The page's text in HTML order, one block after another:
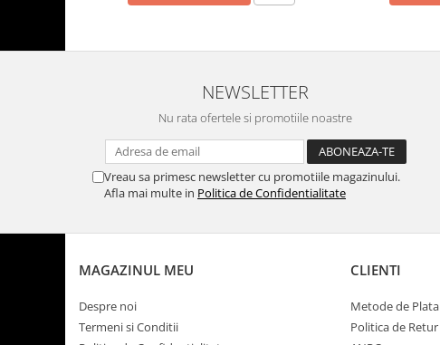
NEWSLETTER
Nu rata ofertele si promotiile noastre
Vreau sa primesc newsletter cu promotiile magazinului.
Afla mai multe in Politica de Confidentialitate
MAGAZINUL MEU
Despre noi
Termeni si Conditii
CLIENTI
Metode de Plata
Politica de Retur